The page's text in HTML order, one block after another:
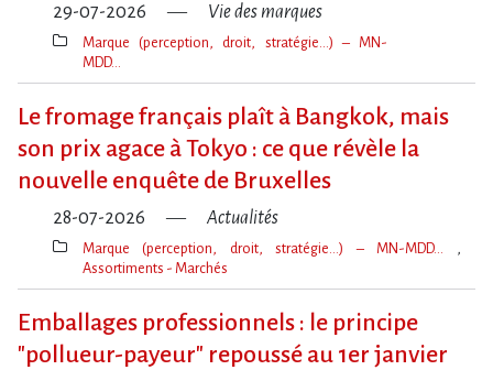
29-07-2026 Vie des marques
Thèmes(s)
Marque (perception, droit, stratégie…) – MN-
MDD…
Le fromage français plaît à Bangkok, mais
son prix agace à Tokyo : ce que révèle la
nouvelle enquête de Bruxelles
28-07-2026 Actualités
Thèmes(s)
Marque (perception, droit, stratégie…) – MN-MDD…
Assortiments - Marchés
Emballages professionnels : le principe
"pollueur-payeur" repoussé au 1er janvier